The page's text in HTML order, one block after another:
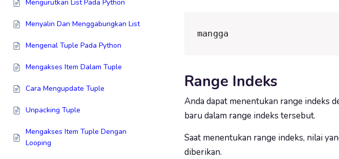
Mengurutkan List Pada Python
Menyalin Dan Menggabungkan List
Mengenal Tuple Pada Python
Mengakses Item Dalam Tuple
Cara Mengupdate Tuple
Unpacking Tuple
Mengakses Item Tuple Dengan
Looping
mangga
Range Indeks
Anda dapat menentukan range indeks
baru dalam range indeks tersebut.
Saat menentukan range indeks, nilai
diberikan.